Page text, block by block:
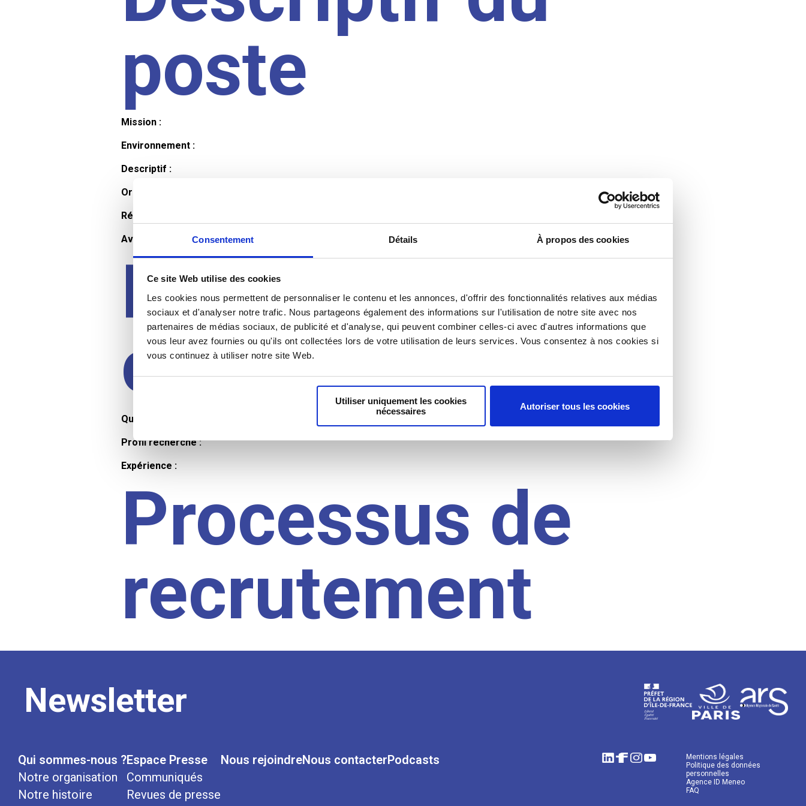
Consentement Détails À propos des cookies
Ce site Web utilise des cookies
Les cookies nous permettent de personnaliser le contenu et les annonces, d'offrir des fonctionnalités relatives aux médias
sociaux et d'analyser notre trafic. Nous partageons également des informations sur l'utilisation de notre site avec nos
partenaires de médias sociaux, de publicité et d'analyse, qui peuvent combiner celles-ci avec d'autres informations que
vous leur avez fournies ou qu'ils ont collectées lors de votre utilisation de leurs services. Vous consentez à nos cookies si
vous continuez à utiliser notre site Web.
Utiliser uniquement les cookies
nécessaires
Autoriser tous les cookies
poste
Mission :
Environnement :
Descriptif :
Organisation et horaires :
Rémunération :
Avantages :
Profil du
candidat
Qualifications et diplômes :
Profil recherché :
Expérience :
Processus de
recrutement
Newsletter
Qui sommes-nous ?
Notre organisation
Notre histoire
Espace Presse
Communiqués
Revues de presse
Nous rejoindreNous contacterPodcasts
Mentions légales
Politique des données
personnelles
Agence ID Meneo
FAQ